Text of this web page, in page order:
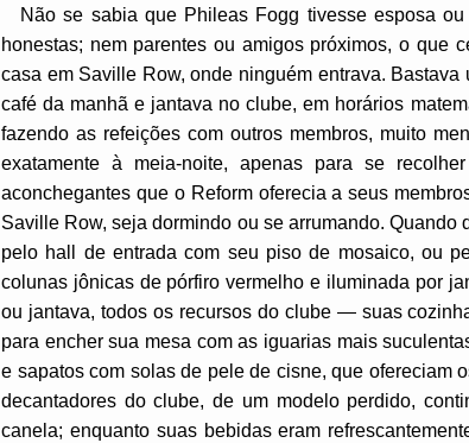
Não se sabia que Phileas Fogg tivesse esposa
honestas; nem parentes ou amigos próximos, o que
casa em Saville Row, onde ninguém entrava.
café da manhã e jantava no clube, em horários
fazendo as refeições com outros membros, muito
exatamente à meia-noite, apenas para se
aconchegantes que o Reform oferecia a seus
Saville Row, seja dormindo ou se arrumando.
pelo hall de entrada com seu piso de mosaico, ou
colunas jônicas de pórfiro vermelho e iluminada por
ou jantava, todos os recursos do clube — suas
para encher sua mesa com as iguarias mais
e sapatos com solas de pele de cisne, que ofereciam
decantadores do clube, de um modelo perdido,
canela; enquanto suas bebidas eram